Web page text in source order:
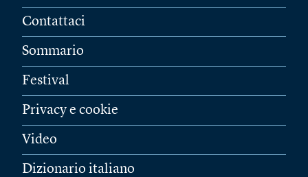
Contattaci
Sommario
Festival
Privacy e cookie
Video
Dizionario italiano